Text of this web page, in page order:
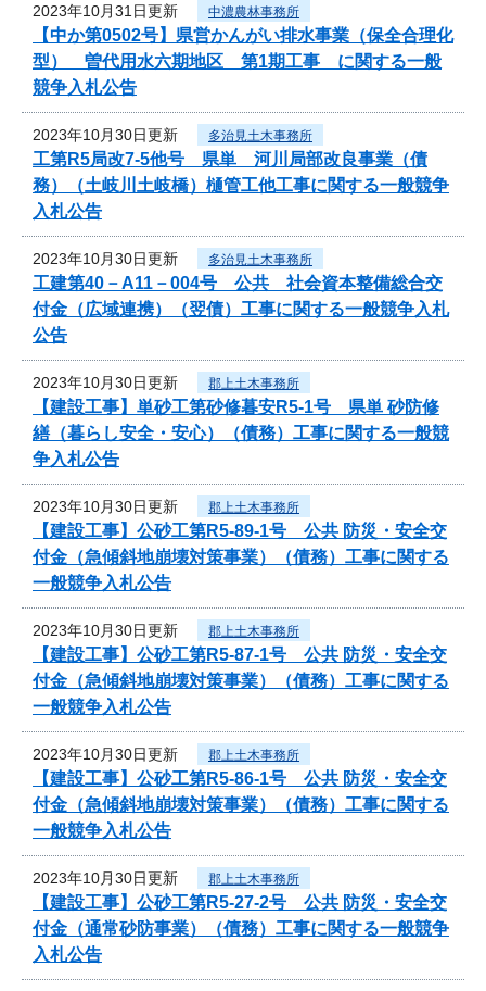
2023年10月31日更新 中濃農林事務所
【中か第0502号】県営かんがい排水事業（保全合理化
型） 曽代用水六期地区 第1期工事 に関する一般
競争入札公告
2023年10月30日更新 多治見土木事務所
工第R5局改7-5他号 県単 河川局部改良事業（債
務）（土岐川土岐橋）樋管工他工事に関する一般競争
入札公告
2023年10月30日更新 多治見土木事務所
工建第40－A11－004号 公共 社会資本整備総合交
付金（広域連携）（翌債）工事に関する一般競争入札
公告
2023年10月30日更新 郡上土木事務所
【建設工事】単砂工第砂修暮安R5-1号 県単 砂防修
繕（暮らし安全・安心）（債務）工事に関する一般競
争入札公告
2023年10月30日更新 郡上土木事務所
【建設工事】公砂工第R5-89-1号 公共 防災・安全交
付金（急傾斜地崩壊対策事業）（債務）工事に関する
一般競争入札公告
2023年10月30日更新 郡上土木事務所
【建設工事】公砂工第R5-87-1号 公共 防災・安全交
付金（急傾斜地崩壊対策事業）（債務）工事に関する
一般競争入札公告
2023年10月30日更新 郡上土木事務所
【建設工事】公砂工第R5-86-1号 公共 防災・安全交
付金（急傾斜地崩壊対策事業）（債務）工事に関する
一般競争入札公告
2023年10月30日更新 郡上土木事務所
【建設工事】公砂工第R5-27-2号 公共 防災・安全交
付金（通常砂防事業）（債務）工事に関する一般競争
入札公告